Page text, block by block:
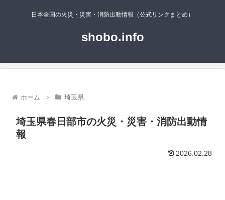
日本全国の火災・災害・消防出動情報（公式リンクまとめ）
shobo.info
ホーム 埼玉県
埼玉県春日部市の火災・災害・消防出動情
報
2026.02.28